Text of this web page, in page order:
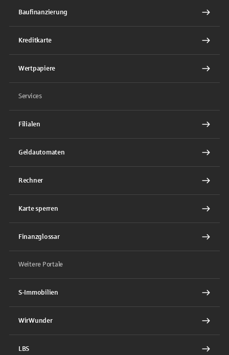
Baufinanzierung
Kreditkarte
Wertpapiere
Services
Filialen
Geldautomaten
Rechner
Karte sperren
Finanzglossar
Weitere Portale
S-Immobilien
WirWunder
LBS